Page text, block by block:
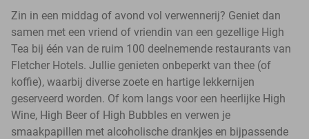
Zin in een middag of avond vol verwennerij? Geniet dan
samen met een vriend of vriendin van een gezellige High
Tea bij één van de ruim 100 deelnemende restaurants van
Fletcher Hotels. Jullie genieten onbeperkt van thee (of
koffie), waarbij diverse zoete en hartige lekkernijen
geserveerd worden. Of kom langs voor een heerlijke High
Wine, High Beer of High Bubbles en verwen je
smaakpapillen met alcoholische drankjes en bijpassende